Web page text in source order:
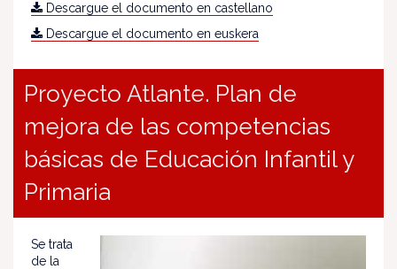
Descargue el documento en castellano
Descargue el documento en euskera
Proyecto Atlante. Plan de
mejora de las competencias
básicas de Educación Infantil y
Primaria
Se trata
de la